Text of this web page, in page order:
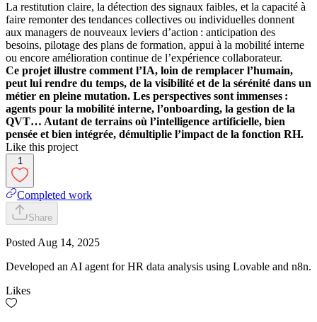
La restitution claire, la détection des signaux faibles, et la capacité à
faire remonter des tendances collectives ou individuelles donnent
aux managers de nouveaux leviers d’action : anticipation des
besoins, pilotage des plans de formation, appui à la mobilité interne
ou encore amélioration continue de l’expérience collaborateur.
Ce projet illustre comment l’IA, loin de remplacer l’humain,
peut lui rendre du temps, de la visibilité et de la sérénité dans un
métier en pleine mutation. Les perspectives sont immenses :
agents pour la mobilité interne, l’onboarding, la gestion de la
QVT… Autant de terrains où l’intelligence artificielle, bien
pensée et bien intégrée, démultiplie l’impact de la fonction RH.
Like this project
1
Completed work
Share
Posted Aug 14, 2025
Developed an AI agent for HR data analysis using Lovable and n8n.
Likes